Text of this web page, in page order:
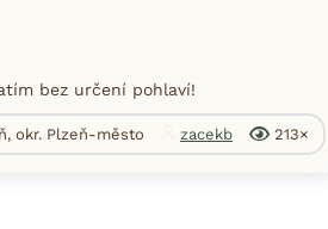
bez určení pohlaví!
okr. Plzeň-město zacekb 213×